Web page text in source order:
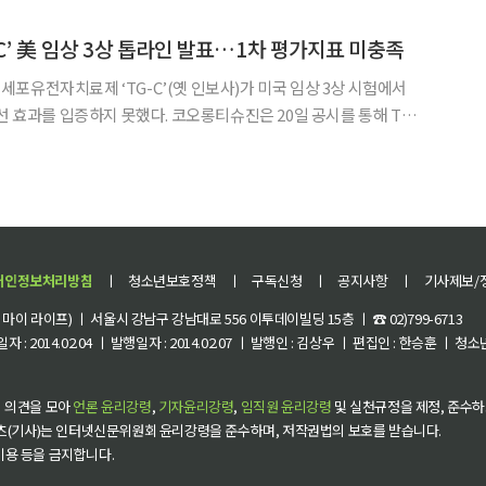
美 임상 3상 톱라인 발표…1차 평가지표 미충족
포유전자치료제 ‘TG-C’(옛 인보사)가 미국 임상 3상 시험에서
다. 코오롱티슈진은 20일 공시를 통해 TG-
인정보처리방침 ㅣ 청소년보호정책 ㅣ 구독신청 ㅣ 공지사항 ㅣ
기사제보/
이 라이프) ㅣ 서울시 강남구 강남대로 556 이투데이빌딩 15층 ㅣ ☎ 02)799-6713
: 2014.02.04 ㅣ 발행일자 : 2014.02.07 ㅣ 발행인 : 김상우 ㅣ 편집인 : 한승훈 ㅣ 청
의견을 모아언론 윤리강령, 기자윤리강령, 임직원 윤리강령 및 실천규정을 제정, 준수
기사)는 인터넷신문위원회 윤리강령을 준수하며, 저작권법의 보호를 받습니다.
등을 금지합니다.